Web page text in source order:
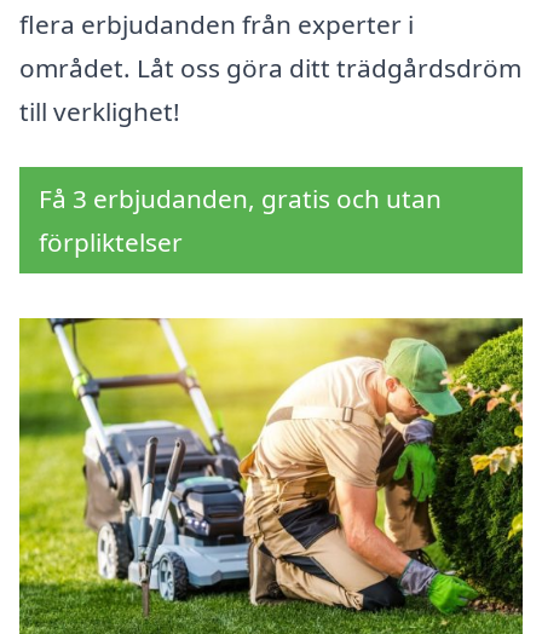
flera erbjudanden från experter i
området. Låt oss göra ditt trädgårdsdröm
till verklighet!
Få 3 erbjudanden, gratis och utan
förpliktelser